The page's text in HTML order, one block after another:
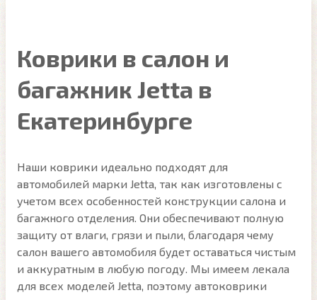
Коврики в салон и
багажник Jetta в
Екатеринбурге
Наши коврики идеально подходят для
автомобилей марки Jetta, так как изготовлены с
учетом всех особенностей конструкции салона и
багажного отделения. Они обеспечивают полную
защиту от влаги, грязи и пыли, благодаря чему
салон вашего автомобиля будет оставаться чистым
и аккуратным в любую погоду. Мы имеем лекала
для всех моделей Jetta, поэтому автоковрики